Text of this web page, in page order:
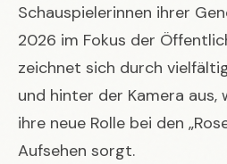
Schauspielerinnen ihrer
2026 im Fokus der
zeichnet sich durch
und hinter der Kamera aus,
ihre neue Rolle bei den
Aufsehen sorgt.